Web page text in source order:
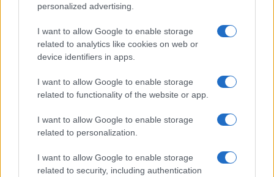
personalized advertising.
I want to allow Google to enable storage
related to analytics like cookies on web or
device identifiers in apps.
I want to allow Google to enable storage
related to functionality of the website or app.
I want to allow Google to enable storage
related to personalization.
I want to allow Google to enable storage
related to security, including authentication
Red Valley Festival, musica no-stop a Olbia fino
alle 5